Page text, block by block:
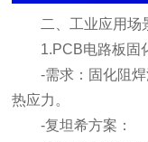
二、工业应用场
1.PCB电路板固
-需求：固化阻焊
热应力。
-复坦希方案：